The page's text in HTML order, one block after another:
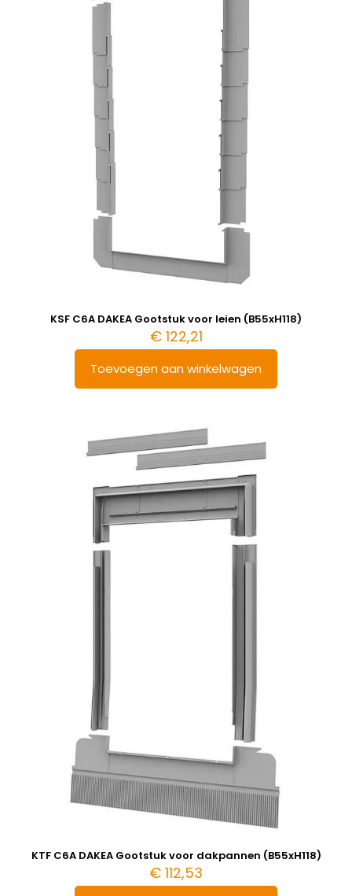
KSF C6A DAKEA Gootstuk voor leien (B55xH118)
€122,21
Toevoegen aan winkelwagen
KTF C6A DAKEA Gootstuk voor dakpannen (B55xH118)
€ 112,53